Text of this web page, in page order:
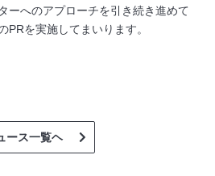
ーへのアプローチを引き続き進めて
PRを実施してまいります。
ース一覧ヘ